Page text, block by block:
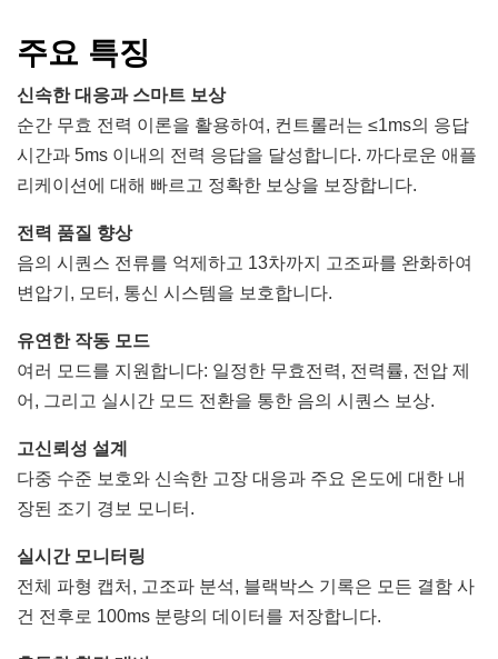
주요 특징
신속한 대응과 스마트 보상
순간 무효 전력 이론을 활용하여, 컨트롤러는 ≤1ms의 응답
시간과 5ms 이내의 전력 응답을 달성합니다. 까다로운 애플
리케이션에 대해 빠르고 정확한 보상을 보장합니다.
전력 품질 향상
음의 시퀀스 전류를 억제하고 13차까지 고조파를 완화하여
변압기, 모터, 통신 시스템을 보호합니다.
유연한 작동 모드
여러 모드를 지원합니다: 일정한 무효전력, 전력률, 전압 제
어, 그리고 실시간 모드 전환을 통한 음의 시퀀스 보상.
고신뢰성 설계
다중 수준 보호와 신속한 고장 대응과 주요 온도에 대한 내
장된 조기 경보 모니터.
실시간 모니터링
전체 파형 캡처, 고조파 분석, 블랙박스 기록은 모든 결함 사
건 전후로 100ms 분량의 데이터를 저장합니다.